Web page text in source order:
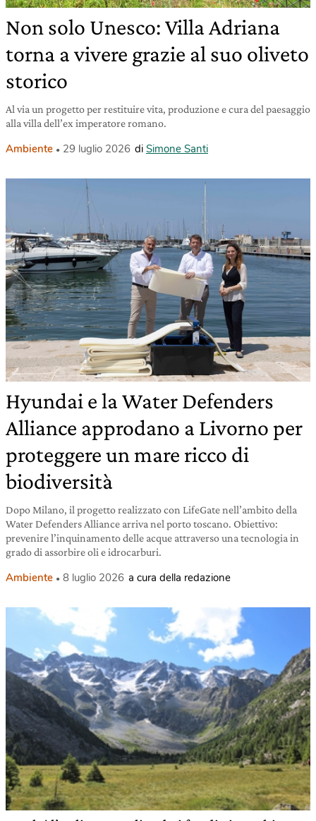
Non solo Unesco: Villa Adriana
torna a vivere grazie al suo oliveto
storico
Al via un progetto per restituire vita, produzione e cura del paesaggio
alla villa dell’ex imperatore romano.
Ambiente 29 luglio 2026 di Simone Santi
Hyundai e la Water Defenders
Alliance approdano a Livorno per
proteggere un mare ricco di
biodiversità
Dopo Milano, il progetto realizzato con LifeGate nell’ambito della
Water Defenders Alliance arriva nel porto toscano. Obiettivo:
prevenire l’inquinamento delle acque attraverso una tecnologia in
grado di assorbire oli e idrocarburi.
Ambiente 8 luglio 2026 a cura della redazione